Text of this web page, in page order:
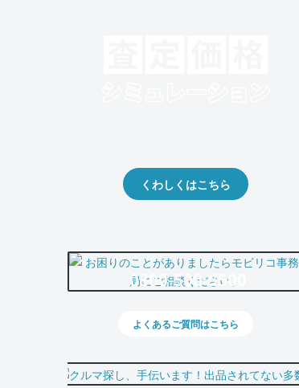
くわしくはこちら
0800-500-5500
よくあるご質問はこちら